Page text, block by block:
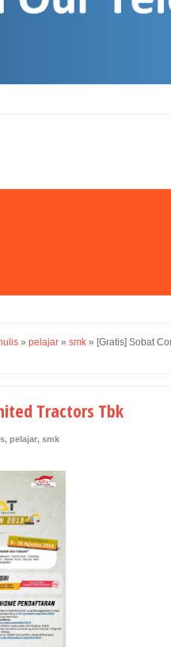
» pelajar » smk » [Gratis] Sobat
Tractors Tbk
, pelajar, smk